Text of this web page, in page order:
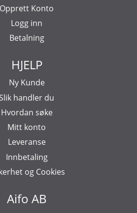
Aifo AB
Opprett Konto
Logg inn
Betalning
HJELP
Ny Kunde
Slik handler du
Hvordan søke
Mitt konto
Leveranse
Innbetaling
og Cookies